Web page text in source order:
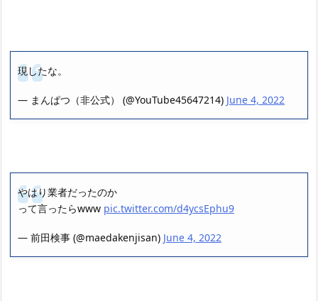
現したな。
— まんぱつ（非公式） (@YouTube45647214) June 4, 2022
やはり業者だったのか
って言ったらwww pic.twitter.com/d4ycsEphu9
— 前田検事 (@maedakenjisan) June 4, 2022